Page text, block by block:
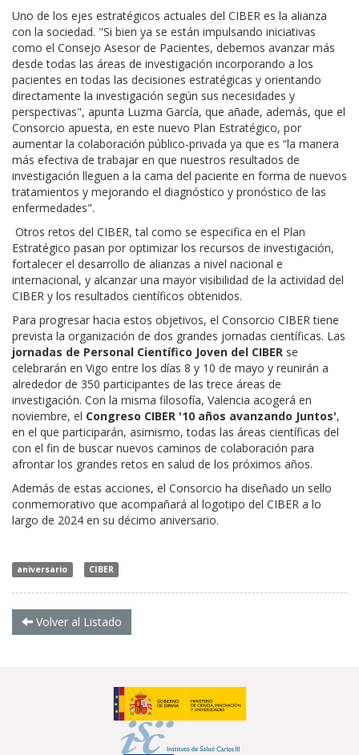
Uno de los ejes estratégicos actuales del CIBER es la alianza
con la sociedad. "Si bien ya se están impulsando iniciativas
como el Consejo Asesor de Pacientes, debemos avanzar más
desde todas las áreas de investigación incorporando a los
pacientes en todas las decisiones estratégicas y orientando
directamente la investigación según sus necesidades y
perspectivas", apunta Luzma García​, que añade, además, que el
Consorcio apuesta, en este nuevo Plan Estratégico, por
aumentar la colaboración público-privada ya que es “la manera
más efectiva de trabajar en que nuestros resultados de
investigación lleguen a la cama del paciente en forma de nuevos
tratamientos y mejorando el diagnóstico y pronóstico de las
enfermedades".
​ Otros retos del CIBER, tal como se especifica en el Plan
Estratégico pasan por optimizar los recursos de investigación,
fortalecer el desarrollo de alianzas a nivel nacional e
internacional, y alcanzar una mayor visibilidad de la actividad del
CIBER y los resultados científicos obtenidos.
Para progresar hacia estos objetivos, el Consorcio CIBER tiene
prevista la organización de dos grandes jornadas científicas. Las
jornadas de Personal Científico Joven del CIBER se
celebrarán en Vigo entre los días 8 y 10 de mayo y reunirán a
alrededor de 350 participantes de las trece áreas de
investigación. Con la misma filosofía, Valencia acogerá en
noviembre, el Congreso CIBER '10 años avanzando Juntos',
en el que participarán, asimismo, todas las áreas científicas del
con el fin de buscar nuevos caminos de colaboración para
afrontar los grandes retos en salud de los próximos años.
Además de estas acciones, el Consorcio ha diseñado un sello
conmemorativo que acompañará al logotipo del CIBER a lo
largo de 2024 en su décimo aniversario. ​
aniversario CIBER
Volver al Listado